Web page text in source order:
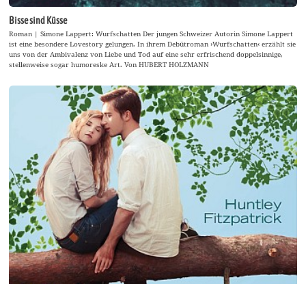
Bisse sind Küsse
Roman | Simone Lappert: Wurfschatten Der jungen Schweizer Autorin Simone Lappert
ist eine besondere Lovestory gelungen. In ihrem Debütroman ›Wurfschatten‹ erzählt sie
uns von der Ambivalenz von Liebe und Tod auf eine sehr erfrischend doppelsinnige,
stellenweise sogar humoreske Art. Von HUBERT HOLZMANN